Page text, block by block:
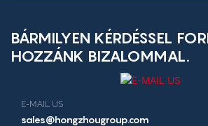
BÁRMILYEN KÉRDÉSSEL
HOZZÁNK BIZALOMMAL.
E-MAIL US
sales@hongzhougroup.com